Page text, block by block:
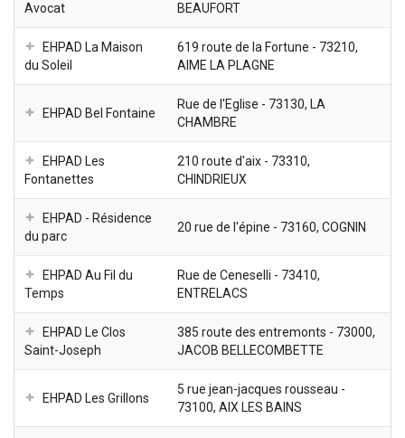
Avocat
BEAUFORT
EHPAD La Maison
du Soleil
619 route de la Fortune - 73210,
AIME LA PLAGNE
EHPAD Bel Fontaine
Rue de l'Eglise - 73130, LA
CHAMBRE
EHPAD Les
Fontanettes
210 route d'aix - 73310,
CHINDRIEUX
EHPAD - Résidence
du parc
20 rue de l'épine - 73160, COGNIN
EHPAD Au Fil du
Temps
Rue de Ceneselli - 73410,
ENTRELACS
EHPAD Le Clos
Saint-Joseph
385 route des entremonts - 73000,
JACOB BELLECOMBETTE
EHPAD Les Grillons
5 rue jean-jacques rousseau -
73100, AIX LES BAINS